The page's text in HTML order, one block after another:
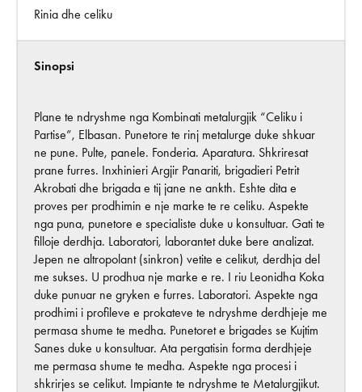
Rinia dhe celiku
Sinopsi
Plane te ndryshme nga Kombinati metalurgjik “Celiku i
Partise”, Elbasan. Punetore te rinj metalurge duke shkuar
ne pune. Pulte, panele. Fonderia. Aparatura. Shkriresat
prane furres. Inxhinieri Argjir Panariti, brigadieri Petrit
Akrobati dhe brigada e tij jane ne ankth. Eshte dita e
proves per prodhimin e nje marke te re celiku. Aspekte
nga puna, punetore e specialiste duke u konsultuar. Gati te
filloje derdhja. Laboratori, laborantet duke bere analizat.
Jepen ne altropolant (sinkron) vetite e celikut, derdhja del
me sukses. U prodhua nje marke e re. I riu Leonidha Koka
duke punuar ne gryken e furres. Laboratori. Aspekte nga
prodhimi i profileve e prokateve te ndryshme derdhjeje me
permasa shume te medha. Punetoret e brigades se Kujtim
Sanes duke u konsultuar. Ata pergatisin forma derdhjeje
me permasa shume te medha. Aspekte nga procesi i
shkrirjes se celikut. Impiante te ndryshme te Metalurgjikut.